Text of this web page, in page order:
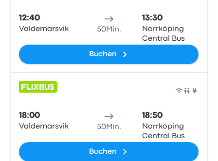
12:40
Valdemarsvik 50Min.
13:30
Norrköping
Central Bus
Buchen
18:00
Valdemarsvik 50Min.
18:50
Norrköping
Central Bus
Buchen